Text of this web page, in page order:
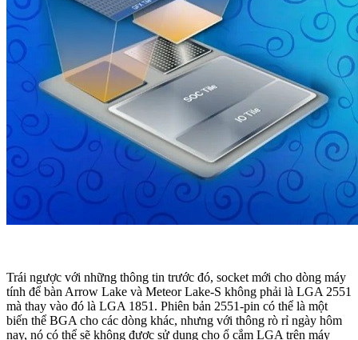
Trái ngược với những thông tin trước đó, socket mới cho dòng máy
tính để bàn Arrow Lake và Meteor Lake-S không phải là LGA 2551
mà thay vào đó là LGA 1851. Phiên bản 2551-pin có thể là một
biến thể BGA cho các dòng khác, nhưng với thông rò rỉ ngày hôm
nay, nó có thể sẽ không được sử dụng cho ổ cắm LGA trên máy